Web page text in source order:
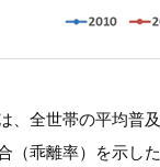
、全世帯の平均普
（乖離率）を示し